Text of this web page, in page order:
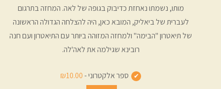
מותו, נשמתו נאחזת כדיבוק בגופה של לאה. המחזה בתרגום
לעברית של ביאליק, המובא כאן, היה להצלחה הגדולה הראשונה
של תיאטרון "הבימה" ולמחזה המזוהה ביותר עם התיאטרון ועם חנה
רובינא שגילמה את לאה'לה.
ספר אלקטרוני -₪10.00